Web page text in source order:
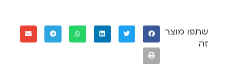
שתפו מוצר
זה